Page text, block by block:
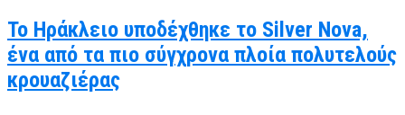
Το Ηράκλειο υποδέχθηκε το Silver Nova,
ένα από τα πιο σύγχρονα πλοία πολυτελούς
κρουαζιέρας